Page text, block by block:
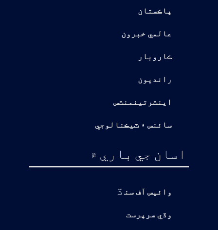
پاڪستان
عالمي خبرون
ڪاروبار
رانديون
اينٽرتينمنٽس
سائنس ۽ ٽيڪنالوجي
اسان جي باري ۾
وائيس آف سن ڌ
وڏي سرپرست